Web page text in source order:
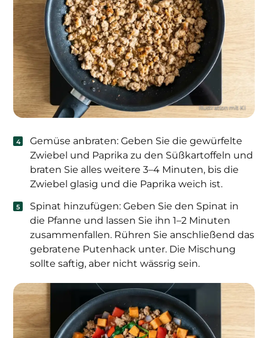
Gemüse anbraten: Geben Sie die gewürfelte
Zwiebel und Paprika zu den Süßkartoffeln und
braten Sie alles weitere 3–4 Minuten, bis die
Zwiebel glasig und die Paprika weich ist.
Spinat hinzufügen: Geben Sie den Spinat in
die Pfanne und lassen Sie ihn 1–2 Minuten
zusammenfallen. Rühren Sie anschließend das
gebratene Putenhack unter. Die Mischung
sollte saftig, aber nicht wässrig sein.